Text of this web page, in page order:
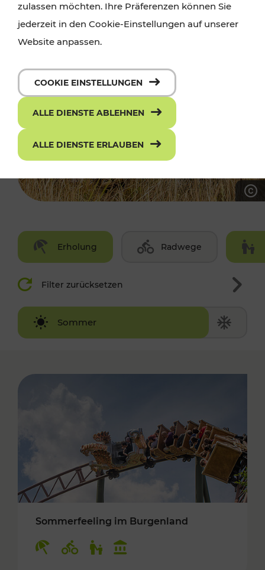
Erholung Radwege
Filter zurücksetzen
Sommer
Winter
Sommerfeeling im Burgenland
zulassen möchten. Ihre Präferenzen können Sie
jederzeit in den Cookie-Einstellungen auf unserer
Website anpassen.
COOKIE EINSTELLUNGEN
ALLE DIENSTE ABLEHNEN
ALLE DIENSTE ERLAUBEN